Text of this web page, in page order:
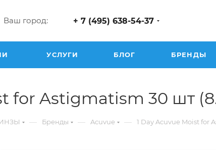
Ваш город: + 7 (495) 638-54-37
УСЛУГИ БЛОГ БРЕНДЫ
for Astigmatism 30 шт
— Бренды — Acuvue — 1 Day Acuvue Moist for